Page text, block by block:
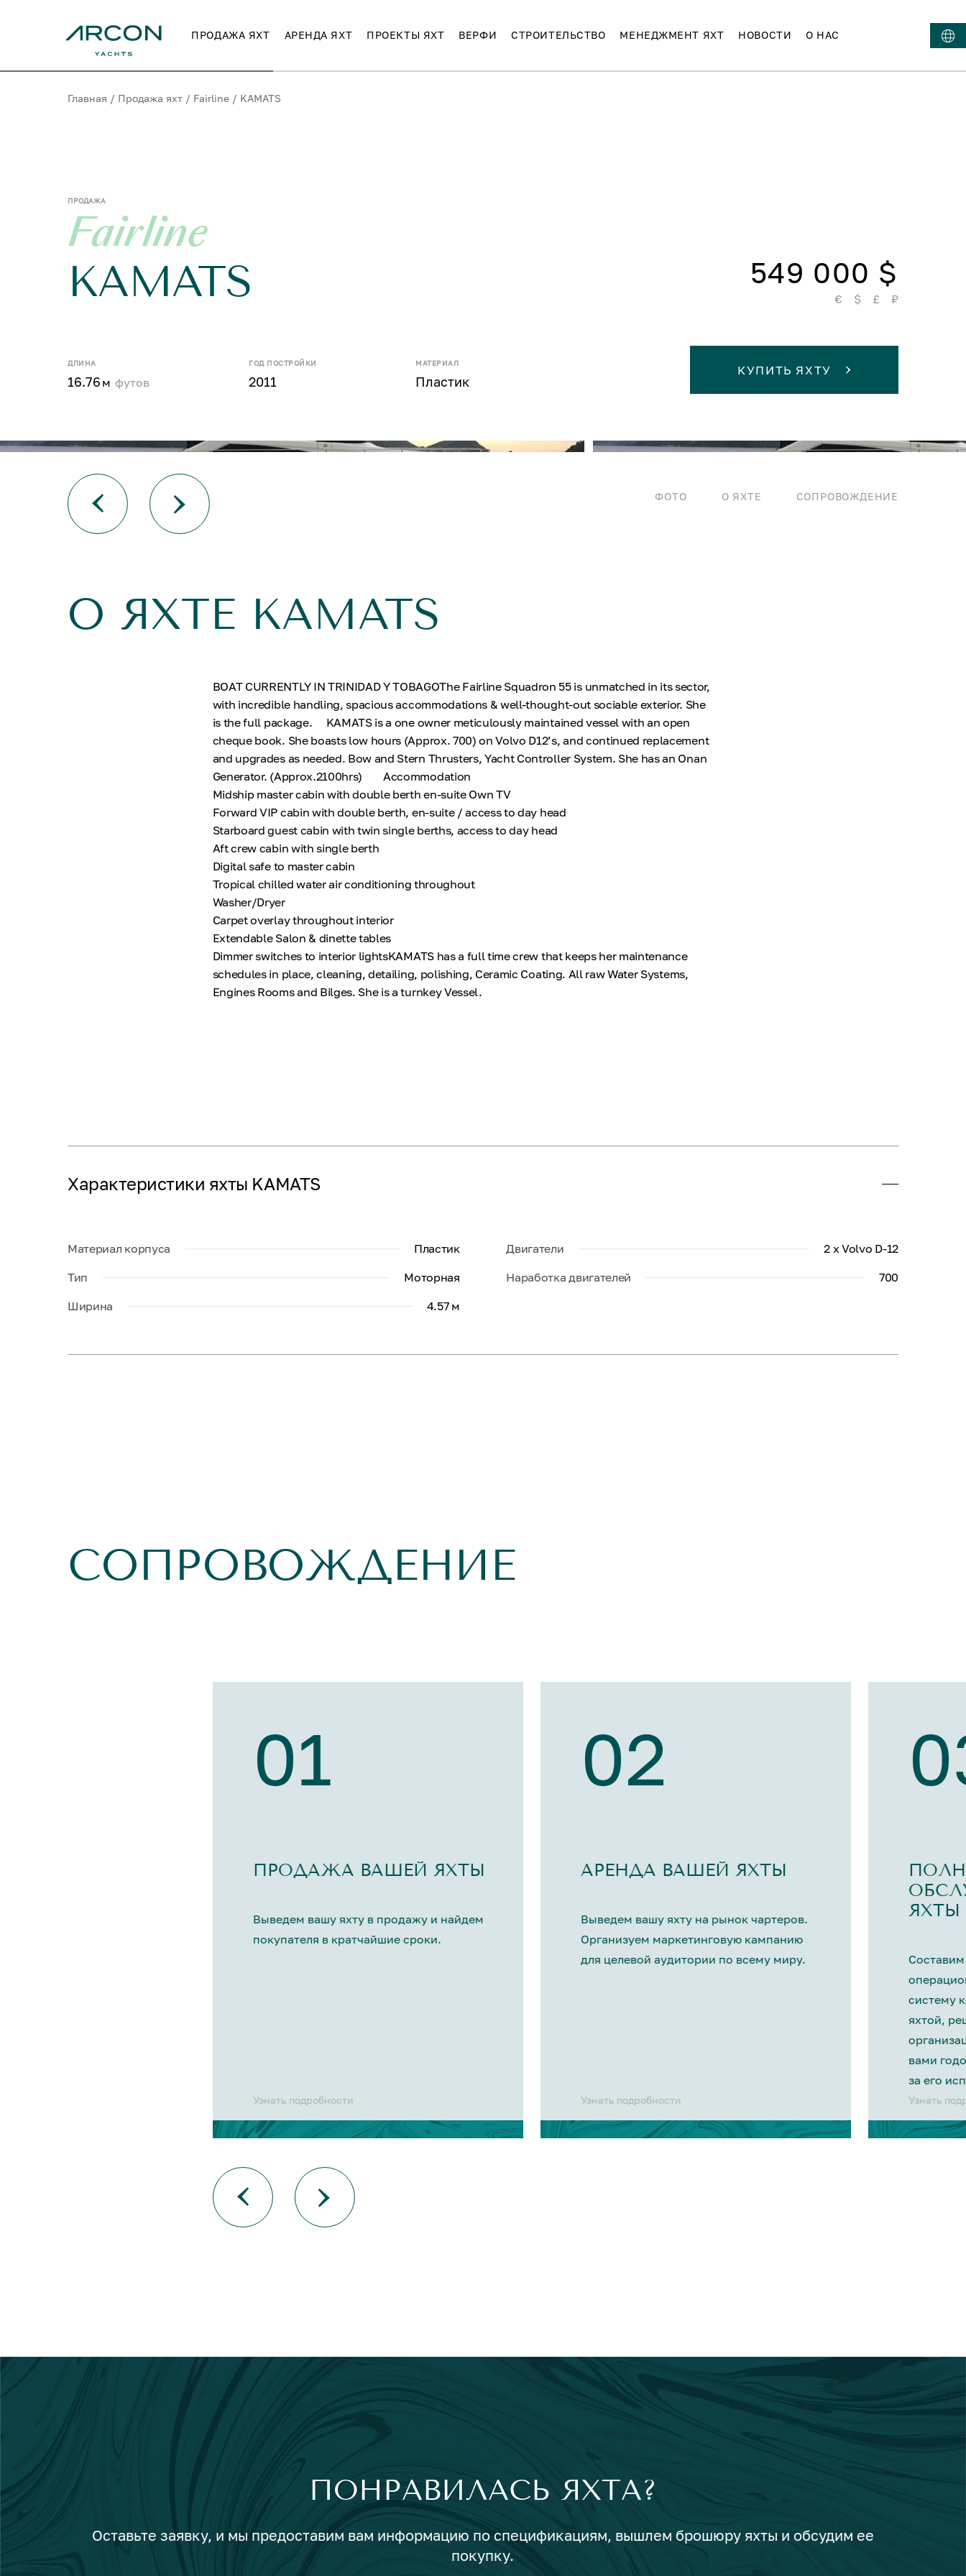
ПРОДАЖА ЯХТ АРЕНДА ЯХТ ПРОЕКТЫ ЯХТ ВЕРФИ СТРОИТЕЛЬСТВО МЕНЕДЖМЕНТ ЯХТ НОВОСТИ О НАС
Главная / Продажа яхт / Fairline / KAMATS
ПРОДАЖА
Fairline
KAMATS 549 000 $
€ $ £ ₽
ДЛИНА
16.76 м футов
ГОД ПОСТРОЙКИ
2011
МАТЕРИАЛ
Пластик
КУПИТЬ ЯХТУ
ФОТО О ЯХТЕ СОПРОВОЖДЕНИЕ
О ЯХТЕ KAMATS
BOAT CURRENTLY IN TRINIDAD Y TOBAGOThe Fairline Squadron 55 is unmatched in its sector,
with incredible handling, spacious accommodations & well-thought-out sociable exterior. She
is the full package. KAMATS is a one owner meticulously maintained vessel with an open
cheque book. She boasts low hours (Approx. 700) on Volvo D12’s, and continued replacement
and upgrades as needed. Bow and Stern Thrusters, Yacht Controller System. She has an Onan
Generator. (Approx.2100hrs) Accommodation
Midship master cabin with double berth en-suite Own TV
Forward VIP cabin with double berth, en-suite / access to day head
Starboard guest cabin with twin single berths, access to day head
Aft crew cabin with single berth
Digital safe to master cabin
Tropical chilled water air conditioning throughout
Washer/Dryer
Carpet overlay throughout interior
Extendable Salon & dinette tables
Dimmer switches to interior lightsKAMATS has a full time crew that keeps her maintenance
schedules in place, cleaning, detailing, polishing, Ceramic Coating. All raw Water Systems,
Engines Rooms and Bilges. She is a turnkey Vessel.
Характеристики яхты KAMATS
Материал корпуса
Пластик
Тип
Моторная
Ширина
4.57 м
Двигатели
2 x Volvo D-12
Наработка двигателей
700
СОПРОВОЖДЕНИЕ
01
ПРОДАЖА ВАШЕЙ ЯХТЫ
Выведем вашу яхту в продажу и найдем
покупателя в кратчайшие сроки.
Узнать подробности
02
АРЕНДА ВАШЕЙ ЯХТЫ
Выведем вашу яхту на рынок чартеров.
Организуем маркетинговую кампанию
для целевой аудитории по всему миру.
Узнать подробности
ЯХТЫ
систему
яхтой,
вами
за его
Узнать
ПОНРАВИЛАСЬ ЯХТА?
Оставьте заявку, и мы предоставим вам информацию по спецификациям, вышлем брошюру яхты и обсудим ее
покупку.